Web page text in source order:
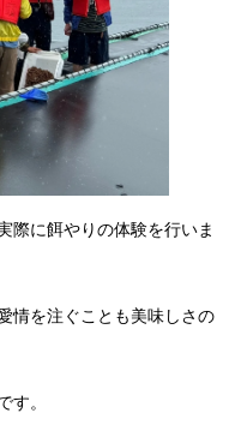
際に餌やりの体験を行いま
情を注ぐことも美味しさの
す。